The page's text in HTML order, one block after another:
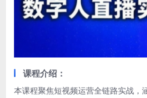
课程介绍：
本课程聚焦短视频运营全链路实战，